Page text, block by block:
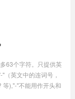
63个字符。只提供英
（英文中的连词号，
),"-"不能用作开头和